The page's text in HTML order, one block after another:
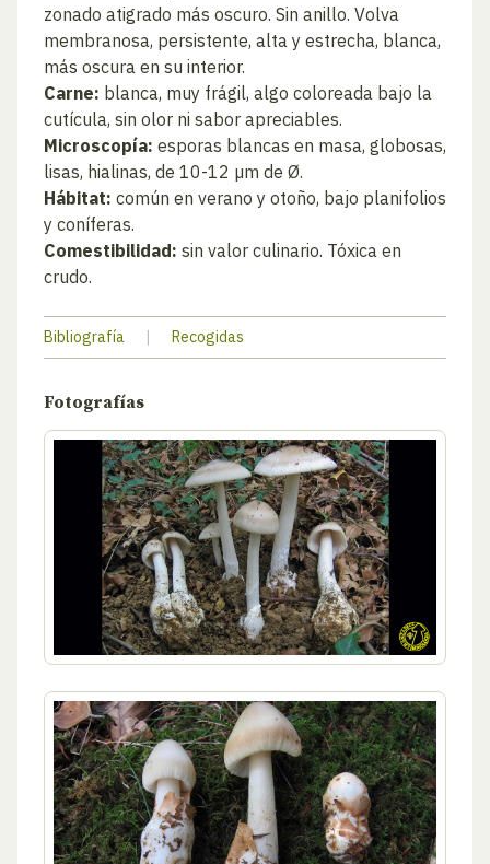
zonado atigrado más oscuro. Sin anillo. Volva
membranosa, persistente, alta y estrecha, blanca,
más oscura en su interior.
Carne: blanca, muy frágil, algo coloreada bajo la
cutícula, sin olor ni sabor apreciables.
Microscopía: esporas blancas en masa, globosas,
lisas, hialinas, de 10-12 µm de Ø.
Hábitat: común en verano y otoño, bajo planifolios
y coníferas.
Comestibilidad: sin valor culinario. Tóxica en
crudo.
Bibliografía | Recogidas
Fotografías